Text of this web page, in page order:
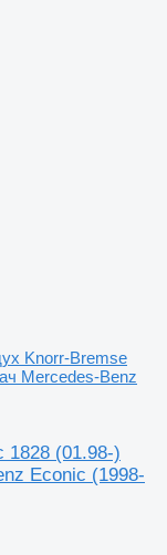
Knorr-Bremse
Mercedes-Benz
1828 (01.98-)
Econic (1998-